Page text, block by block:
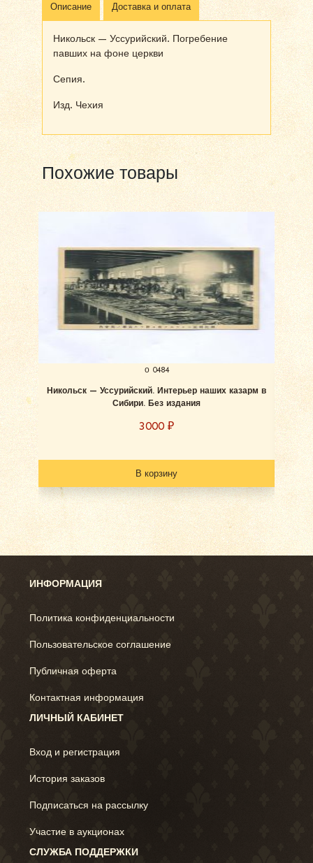
Описание Доставка и оплата
Никольск — Уссурийский. Погребение
павших на фоне церкви
Сепия.
Изд. Чехия
Похожие товары
о 0484
Никольск — Уссурийский. Интерьер наших казарм в
Сибири. Без издания
3000 ₽
В корзину
ИНФОРМАЦИЯ
Политика конфиденциальности
Пользовательское соглашение
Публичная оферта
Контактная информация
ЛИЧНЫЙ КАБИНЕТ
Вход и регистрация
История заказов
Подписаться на рассылку
Участие в аукционах
СЛУЖБА ПОДДЕРЖКИ